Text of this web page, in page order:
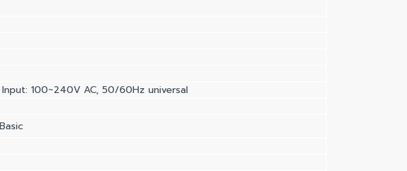
100~240V AC, 50/60Hz universal